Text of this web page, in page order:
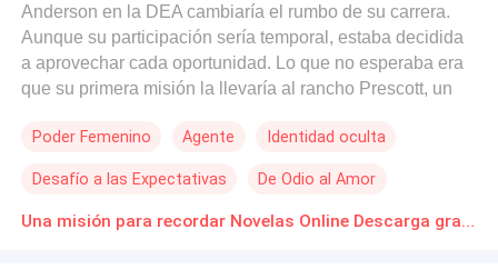
Anderson en la DEA cambiaría el rumbo de su carrera.
Aunque su participación sería temporal, estaba decidida
a aprovechar cada oportunidad. Lo que no esperaba era
que su primera misión la llevaría al rancho Prescott, un
mismo. Para Brook Prescott su mundo gira en torno al
costa. Cuando Eleonor llega a su territorio, su presencia
despierta más que sospechas: la tensión entre ellos es
Poder Femenino Agente Identidad oculta
Desafío a las Expectativas De Odio al Amor
Una misión para recordar Novelas Online Descarga gratuita de PDF